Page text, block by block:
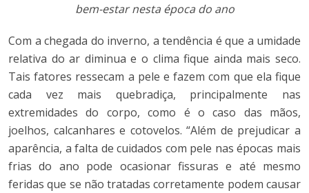
bem-estar nesta época do ano
Com a chegada do inverno, a tendência é que a umidade
relativa do ar diminua e o clima fique ainda mais seco.
Tais fatores ressecam a pele e fazem com que ela fique
cada vez mais quebradiça, principalmente nas
extremidades do corpo, como é o caso das mãos,
joelhos, calcanhares e cotovelos. “Além de prejudicar a
aparência, a falta de cuidados com pele nas épocas mais
frias do ano pode ocasionar fissuras e até mesmo
feridas que se não tratadas corretamente podem causar